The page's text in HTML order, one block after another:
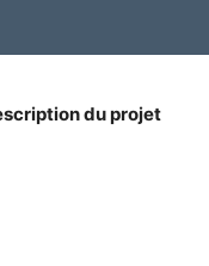
du projet